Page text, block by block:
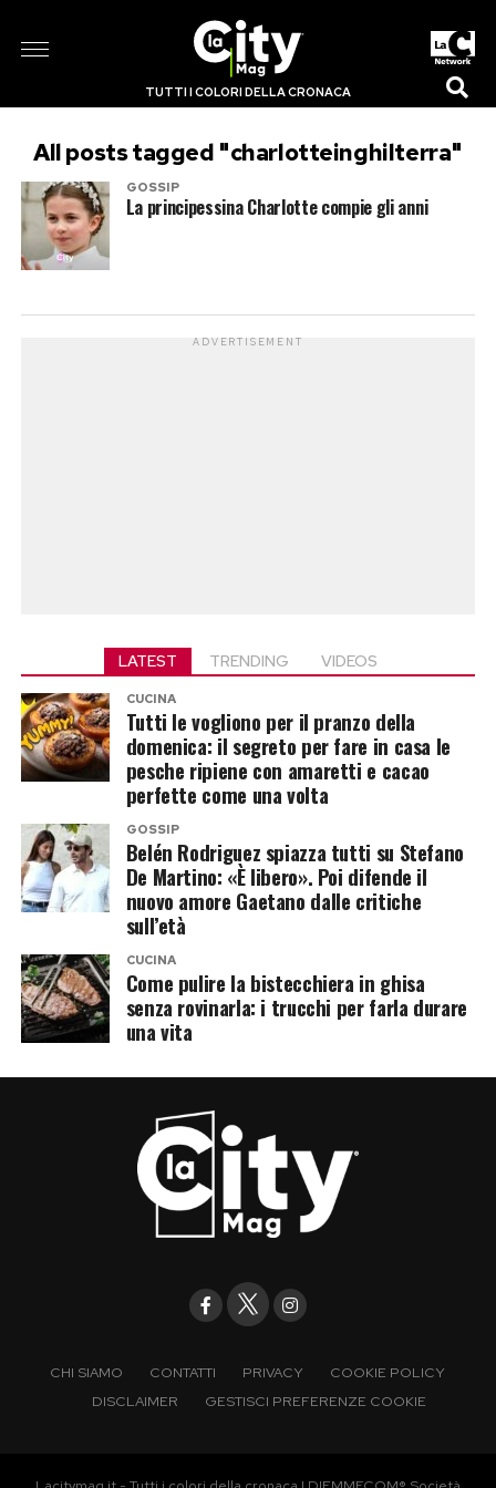
TUTTI I COLORI DELLA CRONACA
All posts tagged "charlotteinghilterra"
GOSSIP
La principessina Charlotte compie gli anni
ADVERTISEMENT
LATEST TRENDING VIDEOS
CUCINA
Tutti le vogliono per il pranzo della
domenica: il segreto per fare in casa le
pesche ripiene con amaretti e cacao
perfette come una volta
GOSSIP
Belén Rodriguez spiazza tutti su Stefano
De Martino: «È libero». Poi difende il
nuovo amore Gaetano dalle critiche
sull’età
CUCINA
Come pulire la bistecchiera in ghisa
senza rovinarla: i trucchi per farla durare
una vita
CHI SIAMO CONTATTI PRIVACY
COOKIE POLICY
DISCLAIMER
GESTISCI PREFERENZE COOKIE